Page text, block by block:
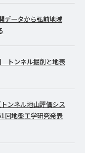
ータから弘前地域
ンネル掘削と地表
ンネル地山評価シス
回地盤工学研究発表